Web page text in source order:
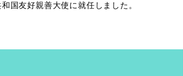
国友好親善大使に就任しました。